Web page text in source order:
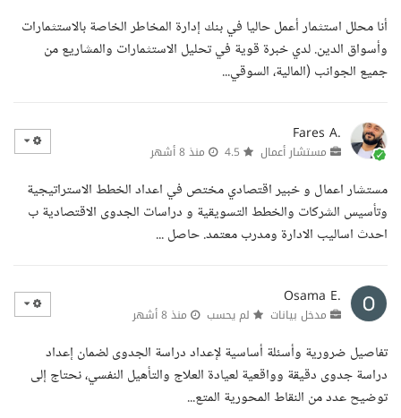
أنا محلل استثمار أعمل حاليا في بنك إدارة المخاطر الخاصة بالاستثمارات
وأسواق الدين. لدي خبرة قوية في تحليل الاستثمارات والمشاريع من
جميع الجوانب (المالية، السوقي...
Fares A.
مستشار أعمال منذ 8 أشهر
مستشار اعمال و خبير اقتصادي مختص في اعداد الخطط الاستراتيجية
وتأسيس الشركات والخطط التسويقية و دراسات الجدوى الاقتصادية ب
احدث اساليب الادارة ومدرب معتمد. حاصل ...
Osama E.
مدخل بيانات لم يحسب منذ 8 أشهر
تفاصيل ضرورية وأسئلة أساسية لإعداد دراسة الجدوى لضمان إعداد
دراسة جدوى دقيقة وواقعية لعيادة العلاج والتأهيل النفسي، نحتاج إلى
توضيح عدد من النقاط المحورية المتع...